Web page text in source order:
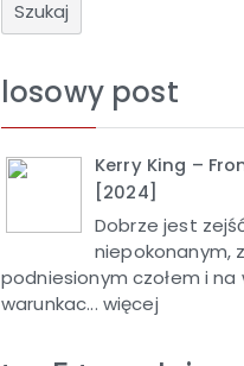
u
a
losowy post
Kerry King –
[2024]
Dobrze jest
niepokonanym, z
podniesionym czołem i na
warunkac... więcej